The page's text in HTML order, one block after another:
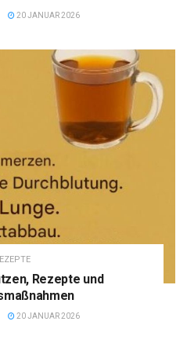
20 JANUAR 2026
Rezepte und
20 JANUAR 2026